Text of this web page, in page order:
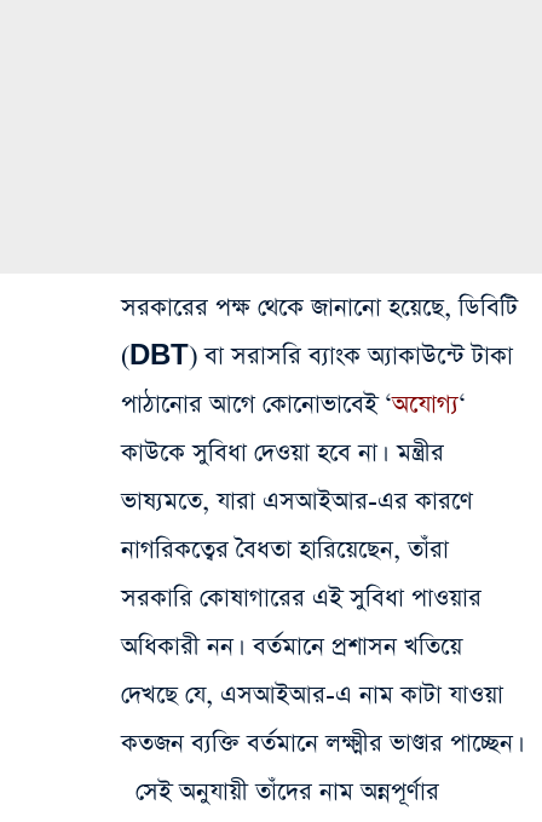
সরকারের পক্ষ থেকে জানানো হয়েছে, ডিবিটি
(DBT) বা সরাসরি ব্যাংক অ্যাকাউন্টে টাকা
পাঠানোর আগে কোনোভাবেই ‘অযোগ্য‘
কাউকে সুবিধা দেওয়া হবে না। মন্ত্রীর
ভাষ্যমতে, যারা এসআইআর-এর কারণে
নাগরিকত্বের বৈধতা হারিয়েছেন, তাঁরা
সরকারি কোষাগারের এই সুবিধা পাওয়ার
অধিকারী নন। বর্তমানে প্রশাসন খতিয়ে
দেখছে যে, এসআইআর-এ নাম কাটা যাওয়া
কতজন ব্যক্তি বর্তমানে লক্ষ্মীর ভাণ্ডার পাচ্ছেন।
সেই অনুযায়ী তাঁদের নাম অন্নপূর্ণার